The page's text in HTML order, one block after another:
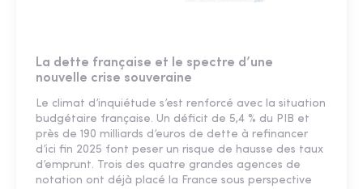
La dette française et le spectre d’une
nouvelle crise souveraine
Le climat d’inquiétude s’est renforcé avec la situation
budgétaire française. Un déficit de 5,4 % du PIB et
près de 190 milliards d’euros de dette à refinancer
d’ici fin 2025 font peser un risque de hausse des taux
d’emprunt. Trois des quatre grandes agences de
notation ont déjà placé la France sous perspective